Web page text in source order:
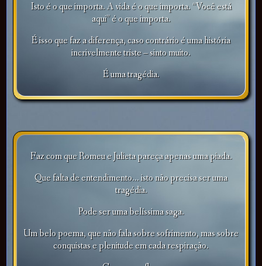
Isto é o que importa. A vida é o que importa. “Você está
aqui” é o que importa.
É isso que faz a diferença, caso contrário é uma história
incrivelmente triste – sinto muito.
É uma tragédia.
Faz com que Romeu e Julieta pareça apenas uma piada.
Que falta de entendimento... isto não precisa ser uma
tragédia.
Pode ser uma belíssima saga.
Um belo poema, que não fala sobre sofrimento, mas sobre
conquistas e plenitude em cada respiração.